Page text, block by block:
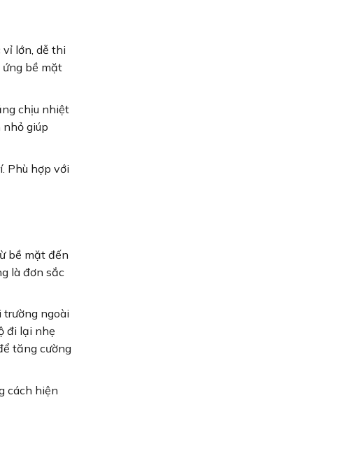
lớn, dễ thi
ứng bề mặt
chịu nhiệt
giúp
Phù hợp với
bề mặt đến
là đơn sắc
trường ngoài
đi lại nhẹ
tăng cường
cách hiện